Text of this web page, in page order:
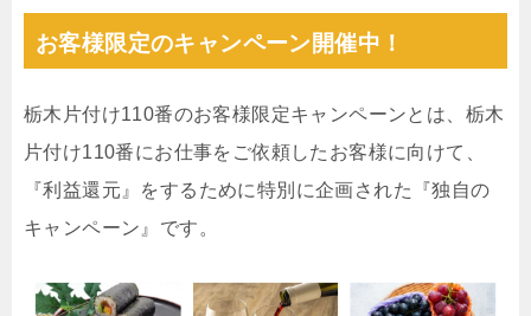
お客様限定のキャンペーン開催中！
栃木片付け110番のお客様限定キャンペーンとは、栃木
片付け110番にお仕事をご依頼したお客様に向けて、
『利益還元』をするために特別に企画された『独自の
キャンペーン』です。